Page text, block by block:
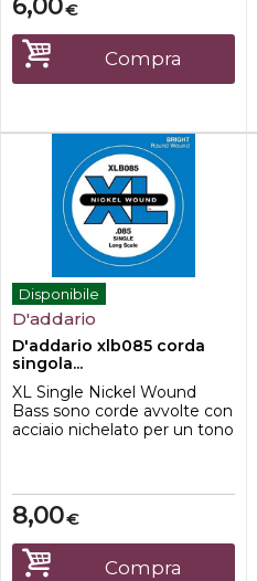
€
6,00
Compra
Disponibile
D'addario
D'addario xlb085 corda
singola...
XL Single Nickel Wound
Bass sono corde avvolte con
acciaio nichelato per un tono
€
8,00
Compra